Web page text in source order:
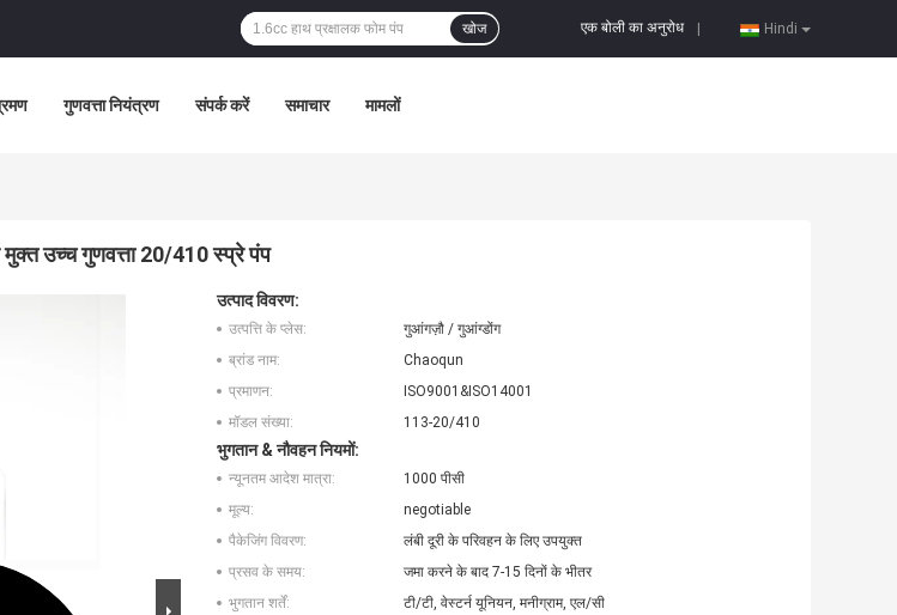
Hindi
एक बोली का अनुरोध
खोज
गुणवत्ता नियंत्रण संपर्क करें समाचार मामलों
मुक्त उच्च गुणवत्ता 20/410 स्प्रे पंप
उत्पाद विवरण:
उत्पत्ति के प्लेस:
गुआंगज़ौ / गुआंग्डोंग
ब्रांड नाम:
Chaoqun
प्रमाणन:
ISO9001&ISO14001
मॉडल संख्या:
113-20/410
भुगतान & नौवहन नियमों:
न्यूनतम आदेश मात्रा:
1000 पीसी
मूल्य:
negotiable
पैकेजिंग विवरण:
लंबी दूरी के परिवहन के लिए उपयुक्त
प्रसव के समय:
जमा करने के बाद 7-15 दिनों के भीतर
भुगतान शर्तें:
टी/टी, वेस्टर्न यूनियन, मनीग्राम, एल/सी